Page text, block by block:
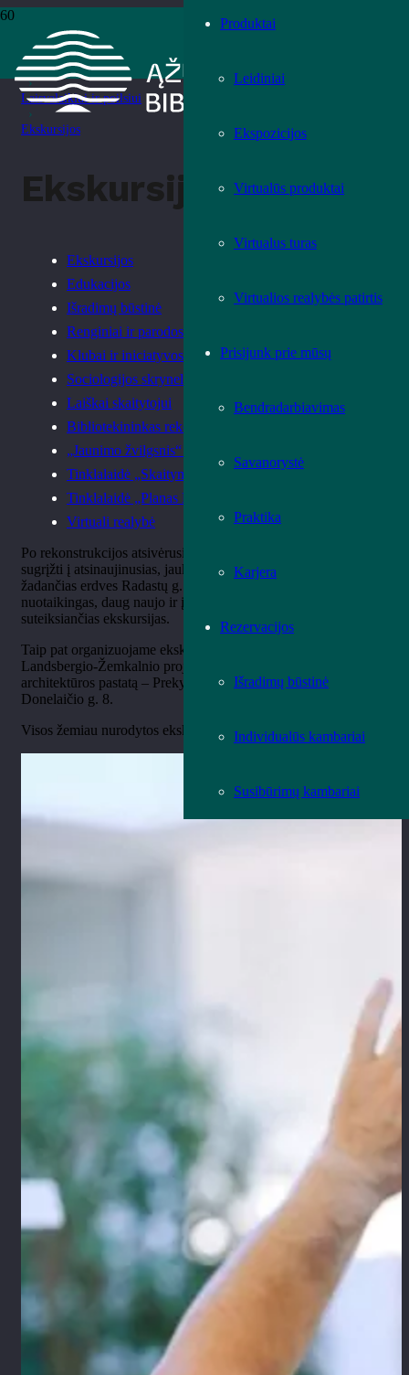
Produktai
Leidiniai
Ekspozicijos
Virtualūs produktai
Virtualus turas
Virtualios realybės patirtis
Prisijunk prie mūsų
Bendradarbiavimas
Savanorystė
Praktika
Karjera
Rezervacijos
Išradimų būstinė
Individualūs kambariai
Susibūrimų kambariai
Pradžia
›
Paslaugos
›
Laisvalaikiui ir poilsiui
›
Ekskursijos
Ekskursijos
Ekskursijos
Edukacijos
Išradimų būstinė
Renginiai ir parodos
Klubai ir iniciatyvos
Sociologijos skrynelė
Laiškai skaitytojui
Bibliotekininkas rekomenduoja
„Jaunimo žvilgsnis“ zinai
Tinklalaidė „Skaitymo genas“
Tinklalaidė „Planas B“
Virtuali realybė
Po rekonstrukcijos atsivėrusi Ąžuolyno biblioteka kviečia
sugrįžti į atsinaujinusias, jaukias ir modernias, begales atradimų
žadančias erdves Radastų g. 2. Ta proga paruošėme
nuotaikingas, daug naujo ir įdomaus Jūsų akims ir mintims
suteiksiančias ekskursijas.
Taip pat organizuojame ekskursijas po architekto Vytauto
Landsbergio-Žemkalnio projektuotą modernistinės
architektūros pastatą – Prekybos, pramonės ir amatų rūmus K.
Donelaičio g. 8.
Visos žemiau nurodytos ekskursijos yranemokamos